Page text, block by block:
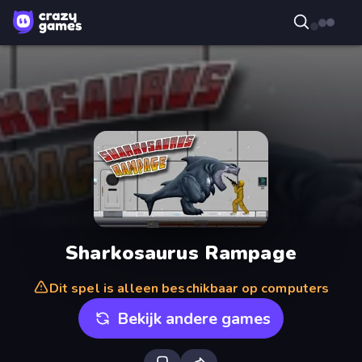
Sharkosaurus Rampage
Dit spel is alleen beschikbaar op computers
Bekijk andere games